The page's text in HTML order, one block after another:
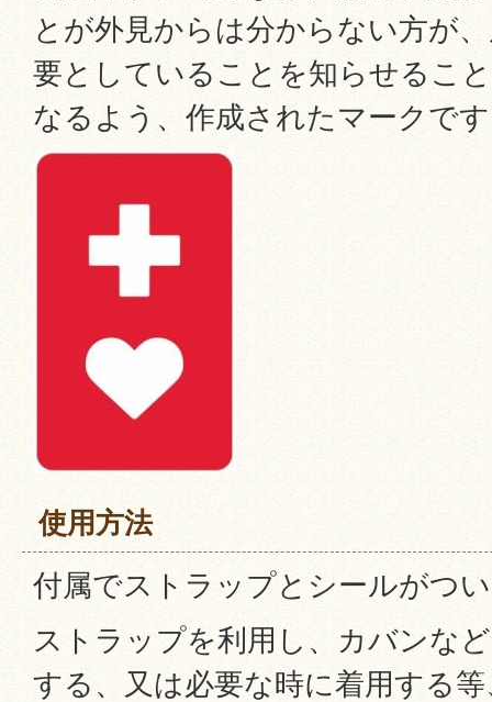
とが外見からは分からない方が
要としていることを知らせるこ
なるよう、作成されたマークで
使用方法
付属でストラップとシールがつ
ストラップを利用し、カバンな
する、又は必要な時に着用する